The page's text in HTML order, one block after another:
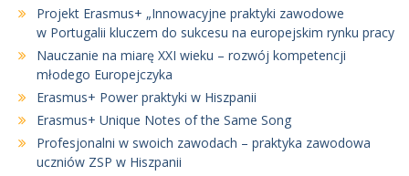
Projekt Erasmus+ „Innowacyjne praktyki zawodowe
w Portugalii kluczem do sukcesu na europejskim rynku pracy
Nauczanie na miarę XXI wieku – rozwój kompetencji
młodego Europejczyka
Erasmus+ Power praktyki w Hiszpanii
Erasmus+ Unique Notes of the Same Song
Profesjonalni w swoich zawodach – praktyka zawodowa
uczniów ZSP w Hiszpanii